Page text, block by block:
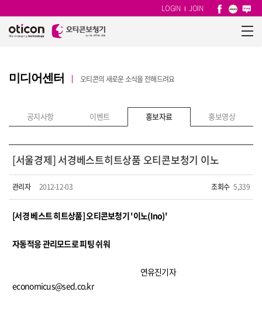
LOGIN JOIN
미디어센터 오티콘의 새로운 소식을 전해드려요
공지사항 이벤트 홍보자료 홍보영상
[서울경제] 서경베스트히트상품 오티콘보청기 이노
관리자 2012-12-03 조회수 5,339
[서경 베스트 히트상품] 오티콘보청기 '이노(Ino)'
자동적응 관리모드로 피팅 쉬워
연유진기자
economicus@sed.co.kr